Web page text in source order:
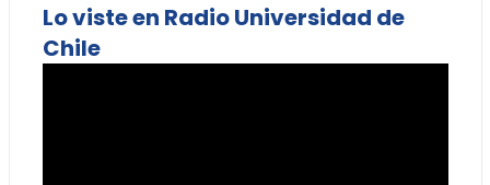
Lo viste en Radio Universidad de
Chile